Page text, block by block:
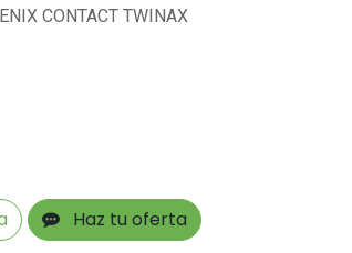
CONTACT TWINAX
Haz tu oferta